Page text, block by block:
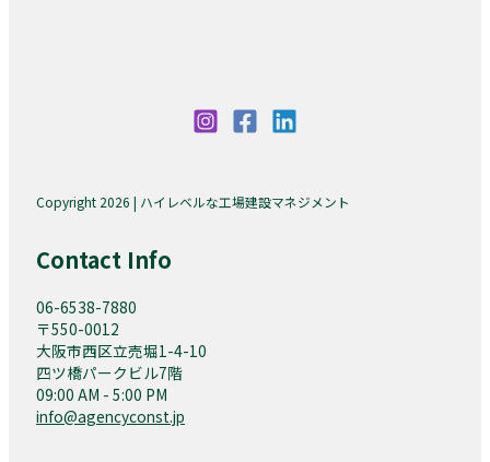
Copyright 2026 | ハイレベルな工場建設マネジメント
Contact Info
06-6538-7880
〒550-0012
大阪市西区立売堀1-4-10
四ツ橋パークビル7階
09:00 AM - 5:00 PM
info@agencyconst.jp